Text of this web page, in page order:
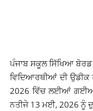
ਪੰਜਾਬ ਸਕੂਲ ਸਿੱਖਿਆ ਬੋਰਡ
ਵਿਦਿਆਰਥੀਆਂ ਦੀ ਉਡੀਕ
2026 ਵਿੱਚ ਲਈਆਂ ਗਈਆਂ
ਨਤੀਜੇ 13 ਮਈ, 2026 ਨੂੰ